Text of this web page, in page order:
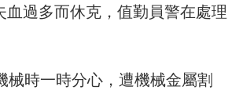
過多而休克，值勤員警在處理
時一時分心，遭機械金屬割